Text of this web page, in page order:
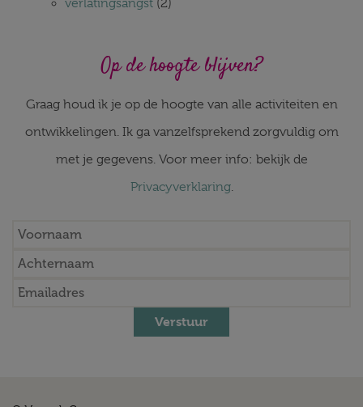
verlatingsangst (2)
Op de hoogte blijven?
Graag houd ik je op de hoogte van alle activiteiten en
ontwikkelingen. Ik ga vanzelfsprekend zorgvuldig om
met je gegevens. Voor meer info: bekijk de
Privacyverklaring.
Verstuur